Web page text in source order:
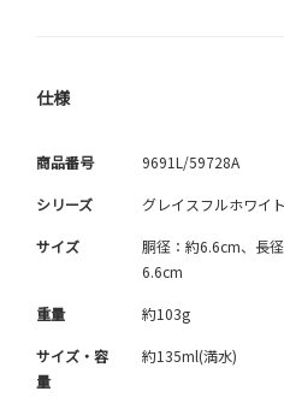
仕様
商品番号 9691L/59728A
シリーズ グレイスフルホワイト
サイズ
胴径：約6.6cm、長
6.6cm
重量 約103g
サイズ・容
量
約135ml(満水)